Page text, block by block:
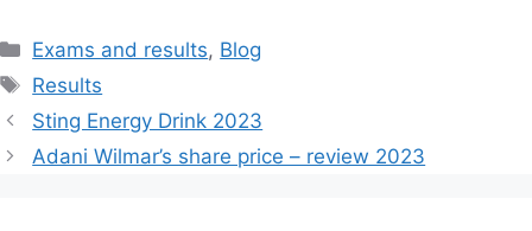
Categories
Exams and results, Blog
Tags
Results
Sting Energy Drink 2023
Adani Wilmar’s share price – review 2023